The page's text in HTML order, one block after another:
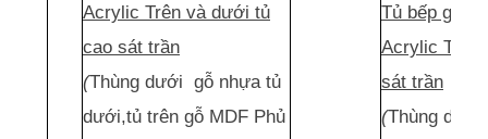
Acrylic Trên và dưới tủ
cao sát trần
(Thùng dưới gỗ nhựa tủ
dưới,tủ trên gỗ MDF Phủ
Tủ bếp gỗ
Acrylic Trên
sát trần
(Thùng